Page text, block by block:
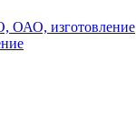
изготовление